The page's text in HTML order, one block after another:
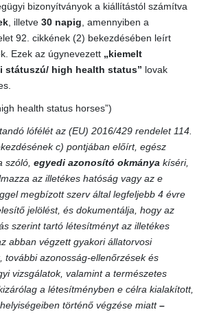
bizonyítványok a kiállítástól számítva
, illetve 30 napig, amennyiben a
92. cikkének (2) bekezdésében leírt
Ezek az úgynevezett „kiemelt
státuszú/ high health status” lovak
health status horses”)
lófélét az (EU) 2016/429 rendelet 114.
c) pontjában előírt, egész
szóló, egyedi azonosító okmánya kíséri,
az illetékes hatóság vagy az e
megbízott szerv által legfeljebb 4 évre
jelölést, és dokumentálja, hogy az
szerint tartó létesítményt az illetékes
abban végzett gyakori állatorvosi
további azonosság-ellenőrzések és
vizsgálatok, valamint a természetes
a létesítményben e célra kialakított,
történő végzése miatt–